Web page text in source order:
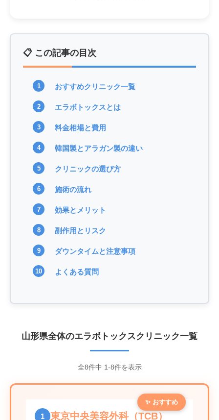
📋 この記事の目次
おすすめクリニック一覧
エラボトックスとは
料金相場と費用
韓国製とアラガン製の違い
クリニックの選び方
施術の流れ
効果とメリット
副作用とリスク
ダウンタイムと注意事項
よくある質問
山形県全体のエラボトックスクリニック一覧
全8件中 1-8件を表示
✨ おすすめ
1 東京中央美容外科（TCB）